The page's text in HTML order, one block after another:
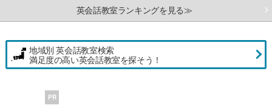
英会話教室ランキングを見る≫
地域別 英会話教室検索
満足度の高い英会話教室を探そう！
PR